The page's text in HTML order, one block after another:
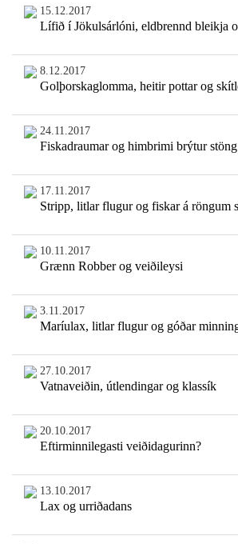
15.12.2017
Lífið í Jökulsárlóni, eldbrennd bleikja
8.12.2017
Golþorskaglomma, heitir pottar og
24.11.2017
Fiskadraumar og himbrimi brýtur stöng
17.11.2017
Stripp, litlar flugur og fiskar á röngum
10.11.2017
Grænn Robber og veiðileysi
3.11.2017
Maríulax, litlar flugur og góðar
27.10.2017
Vatnaveiðin, útlendingar og klassík
20.10.2017
Eftirminnilegasti veiðidagurinn?
13.10.2017
Lax og urriðadans